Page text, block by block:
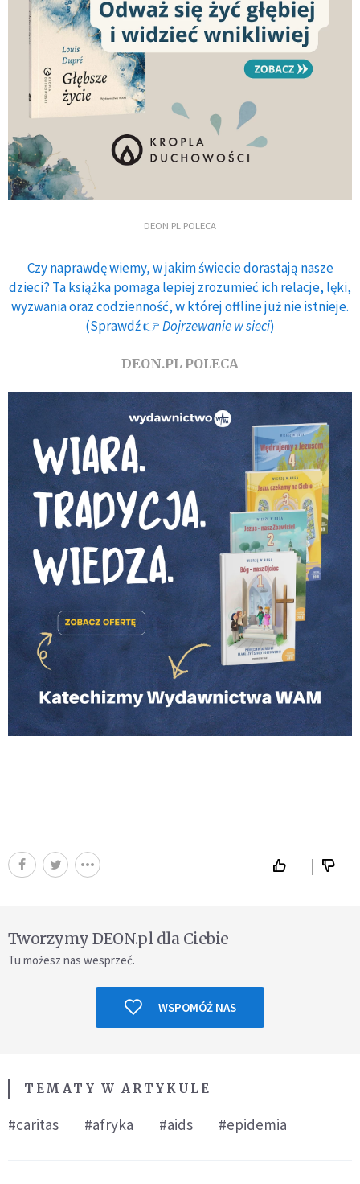
DEON.PL POLECA
Czy naprawdę wiemy, w jakim świecie dorastają nasze
dzieci? Ta książka pomaga lepiej zrozumieć ich relacje, lęki,
wyzwania oraz codzienność, w której offline już nie istnieje.
(Sprawdź 👉Dojrzewanie w sieci)
DEON.PL POLECA
Tworzymy DEON.pl dla Ciebie
Tu możesz nas wesprzeć.
WSPOMÓŻ NAS
TEMATY W ARTYKULE
#caritas #afryka #aids #epidemia